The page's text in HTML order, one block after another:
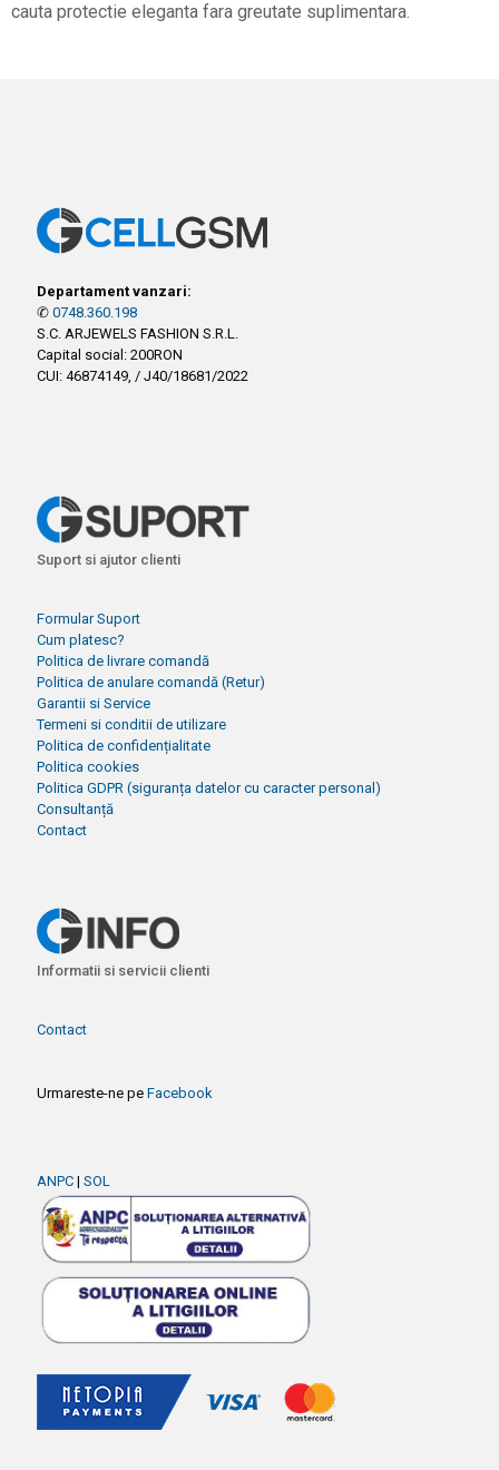
cauta protectie eleganta fara greutate suplimentara.
Departament vanzari:
✆ 0748.360.198
S.C. ARJEWELS FASHION S.R.L.
Capital social: 200RON
CUI: 46874149, / J40/18681/2022
Suport si ajutor clienti
Formular Suport
Cum platesc?
Politica de livrare comandă
Politica de anulare comandă (Retur)
Garantii si Service
Termeni si conditii de utilizare
Politica de confidențialitate
Politica cookies
Politica GDPR (siguranța datelor cu caracter personal)
Consultanță
Contact
Informatii si servicii clienti
Contact
Urmareste-ne pe Facebook
ANPC | SOL